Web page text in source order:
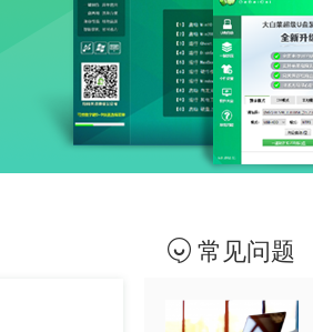
常见问题